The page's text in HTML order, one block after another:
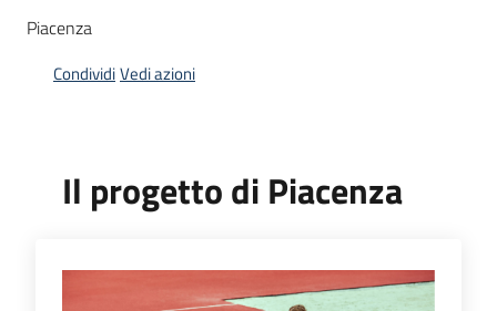
Leggi,
Piani,
Piacenza
CondividiVedi azioni
Il progetto di Piacenza